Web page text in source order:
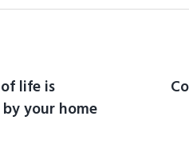
life is
your home